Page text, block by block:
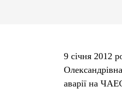
9 січня 2012
аварії на